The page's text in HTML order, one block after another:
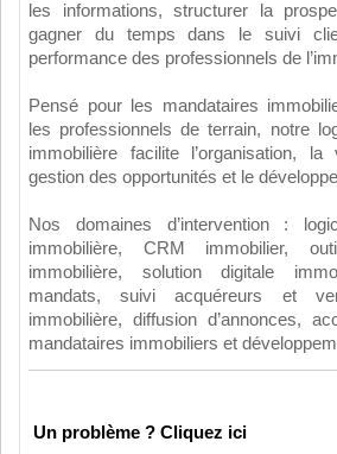
les informations, structurer la
gagner du temps dans le suivi
performance des professionnels de
Pensé pour les mandataires
les professionnels de terrain, notre
immobilière facilite l’organisation,
gestion des opportunités et le
Nos domaines d’intervention :
immobilière, CRM immobilier,
immobilière, solution digitale
mandats, suivi acquéreurs et
immobilière, diffusion d’annonces,
mandataires immobiliers et
Un problème ? Cliquez ici